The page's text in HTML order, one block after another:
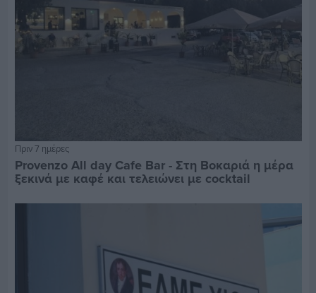
Πριν 7 ημέρες
Provenzo All day Cafe Bar - Στη Βοκαριά η μέρα
ξεκινά με καφέ και τελειώνει με cocktail